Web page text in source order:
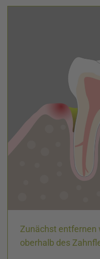
Zunächst entfernen
oberhalb des